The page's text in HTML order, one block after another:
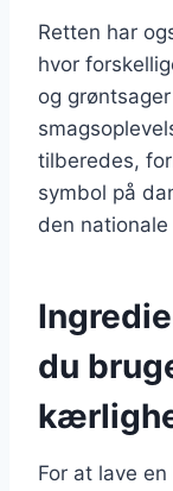
Retten har
hvor
og
tilberedes,
symbol på
den
du
For at lave